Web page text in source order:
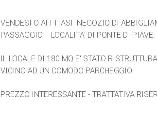
VENDESI O AFFITASI NEGOZIO DI
PASSAGGIO - LOCALITA' DI PONTE DI PIAVE.
IL LOCALE DI 180 MQ E' STATO
VICINO AD UN COMODO PARCHEGGIO
PREZZO INTERESSANTE - TRATTATIVA